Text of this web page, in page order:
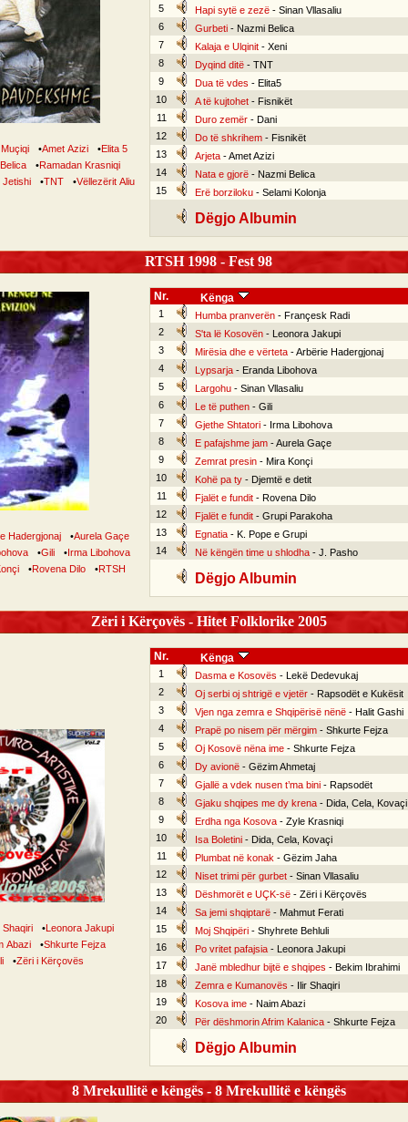
•Amet Azizi •Elita 5
•Ramadan Krasniqi
Jetishi •TNT •Vëllezërit Aliu
5
Hapi sytë e zezë- Sinan Vllasaliu
6
Gurbeti- Nazmi Belica
7
Kalaja e Ulqinit- Xeni
8
Dyqind ditë- TNT
9
Dua të vdes - Elita5
10
A të kujtohet- Fisnikët
11
Duro zemër- Dani
12
Do të shkrihem- Fisnikët
13
Arjeta- Amet Azizi
14
Nata e gjorë- Nazmi Belica
15
Erë borziloku- Selami Kolonja
Dëgjo Albumin
RTSH 1998 - Fest 98
Hadergjonaj •Aurela Gaçe
•Gili •Irma Libohova
•Rovena Dilo •RTSH
Nr. Kënga
1 Humba pranverën- Françesk Radi
2
S'ta lë Kosovën- Leonora Jakupi
3
Mirësia dhe e vërteta- Arbërie Hadergjonaj
4
Lypsarja- Eranda Libohova
5
Largohu- Sinan Vllasaliu
6
Le të puthen- Gili
7
Gjethe Shtatori- Irma Libohova
8
E pafajshme jam- Aurela Gaçe
9
Zemrat presin- Mira Konçi
10
Kohë pa ty- Djemtë e detit
11
Fjalët e fundit- Rovena Dilo
12
Fjalët e fundit- Grupi Parakoha
13
Egnatia- K. Pope e Grupi
14
Në këngën time u shlodha- J. Pasho
Dëgjo Albumin
Zëri i Kërçovës - Hitet Folklorike 2005
Shaqiri •Leonora Jakupi
Abazi •Shkurte Fejza
•Zëri i Kërçovës
Nr. Kënga
1 Dasma e Kosovës - Lekë Dedevukaj
2
Oj serbi oj shtrigë e vjetër- Rapsodët e Kukësit
3
Vjen nga zemra e Shqipërisë nënë- Halit Gashi
4
Prapë po nisem për mërgim- Shkurte Fejza
5
Oj Kosovë nëna ime- Shkurte Fejza
6
Dy avionë- Gëzim Ahmetaj
7
Gjallë a vdek nusen t’ma bini- Rapsodët
8
Gjaku shqipes me dy krena- Dida, Cela, Kovaçi
9
Erdha nga Kosova- Zyle Krasniqi
10
Isa Boletini- Dida, Cela, Kovaçi
11
Plumbat në konak - Gëzim Jaha
12
Niset trimi për gurbet- Sinan Vllasaliu
13
Dëshmorët e UÇK-së- Zëri i Kërçovës
14
Sa jemi shqiptarë- Mahmut Ferati
15
Moj Shqipëri- Shyhrete Behluli
16
Po vritet pafajsia- Leonora Jakupi
17
Janë mbledhur bijtë e shqipes - Bekim Ibrahimi
18
Zemra e Kumanovës - Ilir Shaqiri
19
Kosova ime- Naim Abazi
20
Për dëshmorin Afrim Kalanica- Shkurte Fejza
Dëgjo Albumin
8 Mrekullitë e këngës - 8 Mrekullitë e këngës